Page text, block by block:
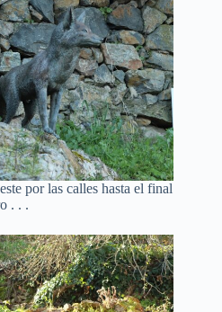
por las calles hasta el final
. . .